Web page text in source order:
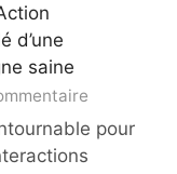
d’une
saine
appel
pour